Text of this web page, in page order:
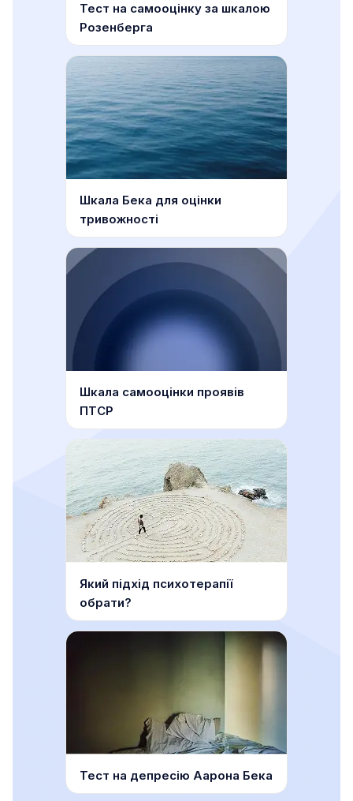
Тест на самооцінку за шкалою
Розенберга
Шкала Бека для оцінки
тривожності
Шкала самооцінки проявів
ПТСР
Який підхід психотерапії
обрати?
Тест на депресію Аарона Бека